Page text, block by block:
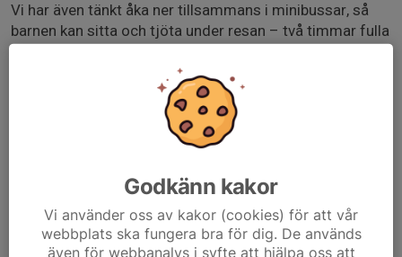
Vi har även tänkt åka ner tillsammans i minibussar, så
barnen kan sitta och tjöta under resan – två timmar fulla
föräldrar kan ta det lite lugnare och i stället komma när
den första matchen spelas, utan att behöva stressa på
Varje spelare betalar för sin övernattning, vilket brukar
kosta runt 1500 kronor (kolla gärna cupens hemsida för
Vi ser fram emot en grym cup där alla får spela, umgås
Godkänn kakor
Vi använder oss av kakor (cookies) för att vår
webbplats ska fungera bra för dig. De används
även för webbanalys i syfte att hjälpa oss att